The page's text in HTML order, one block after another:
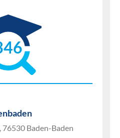
Baden-Baden